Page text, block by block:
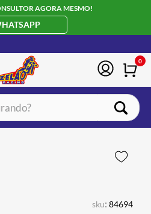
AGORA MESMO!
0
sku: 84694